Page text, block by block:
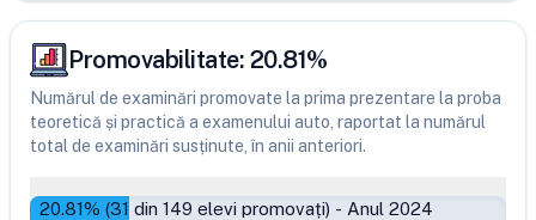
Promovabilitate: 20.81%
Numărul de examinări promovate la prima prezentare la proba
teoretică și practică a examenului auto, raportat la numărul
total de examinări susținute, în anii anteriori.
20.81% (31 din 149 elevi promovați) - Anul 2024